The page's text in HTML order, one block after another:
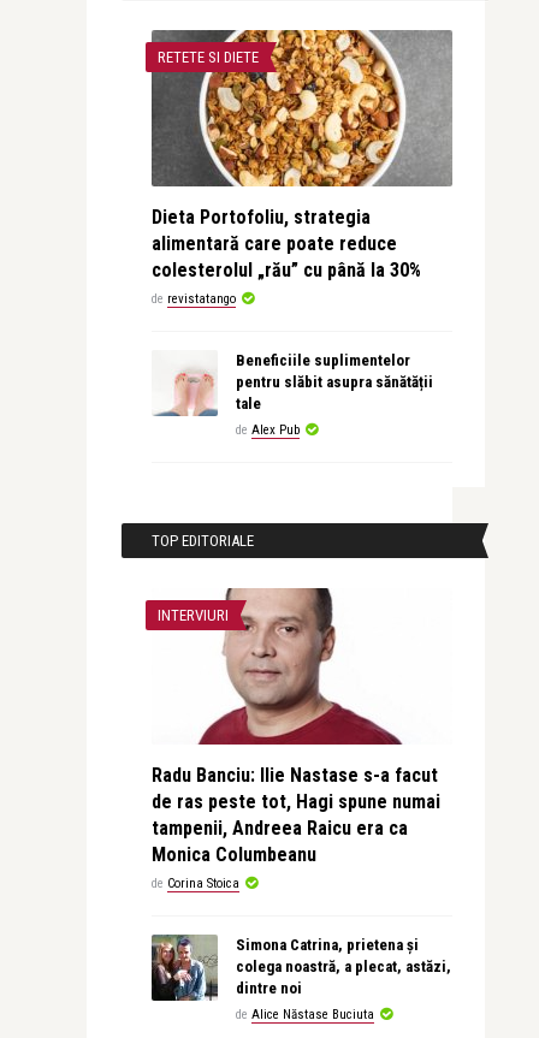
RETETE SI DIETE
Dieta Portofoliu, strategia
alimentară care poate reduce
colesterolul „rău” cu până la 30%
de revistatango
Beneficiile suplimentelor
pentru slăbit asupra sănătății
tale
de Alex Pub
TOP EDITORIALE
INTERVIURI
Radu Banciu: Ilie Nastase s-a facut
de ras peste tot, Hagi spune numai
tampenii, Andreea Raicu era ca
Monica Columbeanu
de Corina Stoica
Simona Catrina, prietena și
colega noastră, a plecat, astăzi,
dintre noi
de Alice Năstase Buciuta